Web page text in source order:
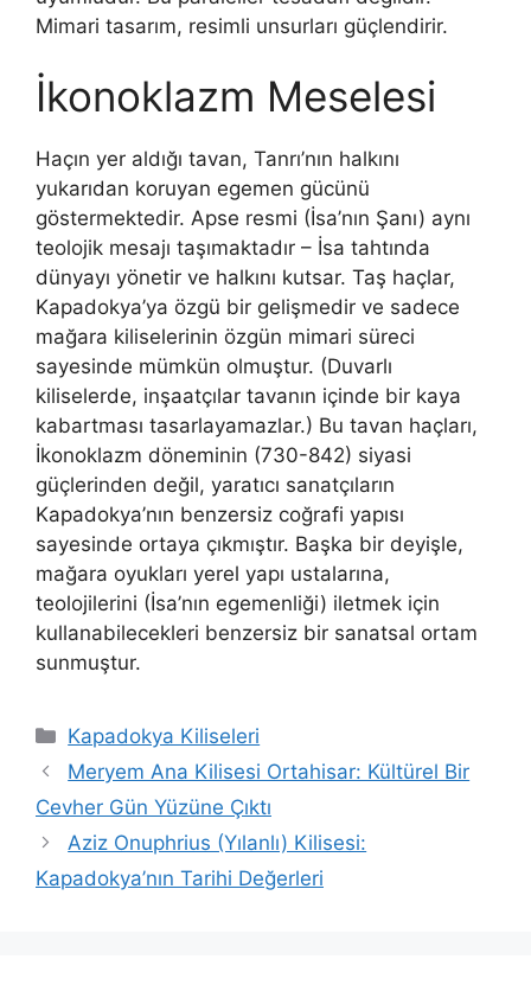
Mimari tasarım, resimli unsurları güçlendirir.
İkonoklazm Meselesi
Haçın yer aldığı tavan, Tanrı’nın halkını
yukarıdan koruyan egemen gücünü
göstermektedir. Apse resmi (İsa’nın Şanı) aynı
teolojik mesajı taşımaktadır – İsa tahtında
dünyayı yönetir ve halkını kutsar. Taş haçlar,
Kapadokya’ya özgü bir gelişmedir ve sadece
mağara kiliselerinin özgün mimari süreci
sayesinde mümkün olmuştur. (Duvarlı
kiliselerde, inşaatçılar tavanın içinde bir kaya
kabartması tasarlayamazlar.) Bu tavan haçları,
İkonoklazm döneminin (730-842) siyasi
güçlerinden değil, yaratıcı sanatçıların
Kapadokya’nın benzersiz coğrafi yapısı
sayesinde ortaya çıkmıştır. Başka bir deyişle,
mağara oyukları yerel yapı ustalarına,
teolojilerini (İsa’nın egemenliği) iletmek için
kullanabilecekleri benzersiz bir sanatsal ortam
sunmuştur.
Kategoriler
Kapadokya Kiliseleri
Meryem Ana Kilisesi Ortahisar: Kültürel Bir
Cevher Gün Yüzüne Çıktı
Aziz Onuphrius (Yılanlı) Kilisesi:
Kapadokya’nın Tarihi Değerleri